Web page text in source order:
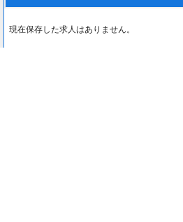
現在保存した求人はありません。